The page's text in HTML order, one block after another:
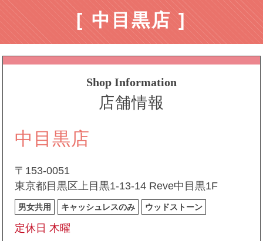
[ 中目黒店 ]
Shop Information
店舗情報
中目黒店
〒153-0051
東京都目黒区上目黒1-13-14 Reve中目黒1F
男女共用 キャッシュレスのみ ウッドストーン
定休日 木曜